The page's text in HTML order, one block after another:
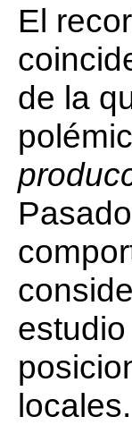
El
de la
locales.